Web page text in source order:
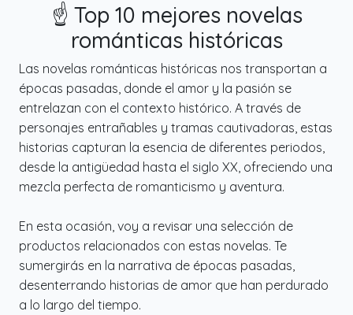
☝️ Top 10 mejores novelas
románticas históricas
Las novelas románticas históricas nos transportan a
épocas pasadas, donde el amor y la pasión se
entrelazan con el contexto histórico. A través de
personajes entrañables y tramas cautivadoras, estas
historias capturan la esencia de diferentes periodos,
desde la antigüedad hasta el siglo XX, ofreciendo una
mezcla perfecta de romanticismo y aventura.
En esta ocasión, voy a revisar una selección de
productos relacionados con estas novelas. Te
sumergirás en la narrativa de épocas pasadas,
desenterrando historias de amor que han perdurado
a lo largo del tiempo.